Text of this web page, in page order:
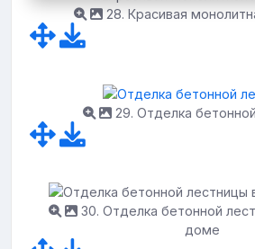
28. Красивая
29. Отделка
30. Отделка бетонной
доме